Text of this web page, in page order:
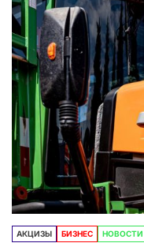
АКЦИЗЫ БИЗНЕС НОВОСТИ